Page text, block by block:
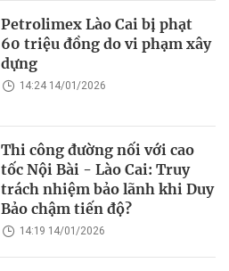
Petrolimex Lào Cai bị phạt
60 triệu đồng do vi phạm xây
dựng
14:24 14/01/2026
Thi công đường nối với cao
tốc Nội Bài - Lào Cai: Truy
trách nhiệm bảo lãnh khi Duy
Bảo chậm tiến độ?
14:19 14/01/2026